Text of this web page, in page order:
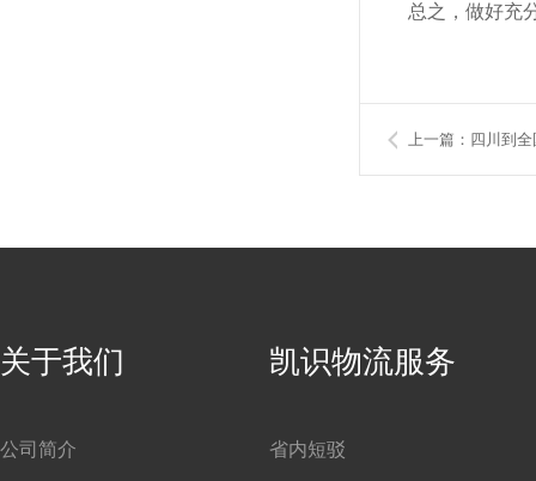
总之，做好充
上一篇：四川到
关于我们
公司简介
凯识物流服务
省内短驳